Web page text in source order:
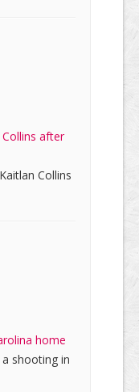
after
Collins
home
shooting in